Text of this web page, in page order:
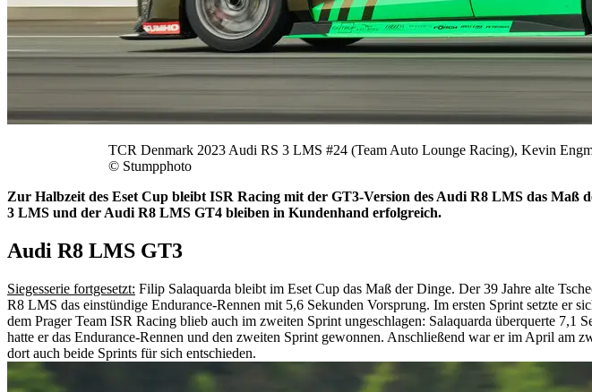
TCR Denmark 2023 Audi RS 3 LMS #24 (Team Auto Lounge Racing), Kevin
© Stumpphoto
Zur Halbzeit des Eset Cup bleibt ISR Racing mit der GT3-Version des Audi R8 LMS das
3 LMS und der Audi R8 LMS GT4 bleiben in Kundenhand erfolgreich.
Audi R8 LMS GT3
Siegesserie fortgesetzt: Filip Salaquarda bleibt im Eset Cup das Maß der Dinge. Der 39 Jahre alte
R8 LMS das einstündige Endurance-Rennen mit 5,6 Sekunden Vorsprung. Im ersten Sprint setzte
dem Prager Team ISR Racing blieb auch im zweiten Sprint ungeschlagen: Salaquarda überquerte
hatte er das Endurance-Rennen und den zweiten Sprint gewonnen. Anschließend war er im April am
dort auch beide Sprints für sich entschieden.